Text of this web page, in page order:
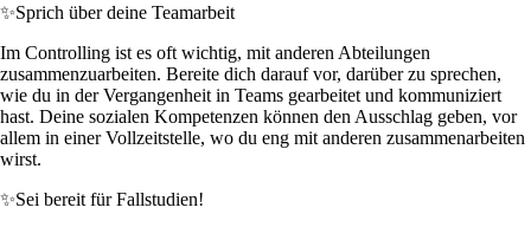
✨Sprich über deine Teamarbeit
Im Controlling ist es oft wichtig, mit anderen Abteilungen
zusammenzuarbeiten. Bereite dich darauf vor, darüber zu sprechen,
wie du in der Vergangenheit in Teams gearbeitet und kommuniziert
hast. Deine sozialen Kompetenzen können den Ausschlag geben, vor
allem in einer Vollzeitstelle, wo du eng mit anderen zusammenarbeiten
wirst.
✨Sei bereit für Fallstudien!